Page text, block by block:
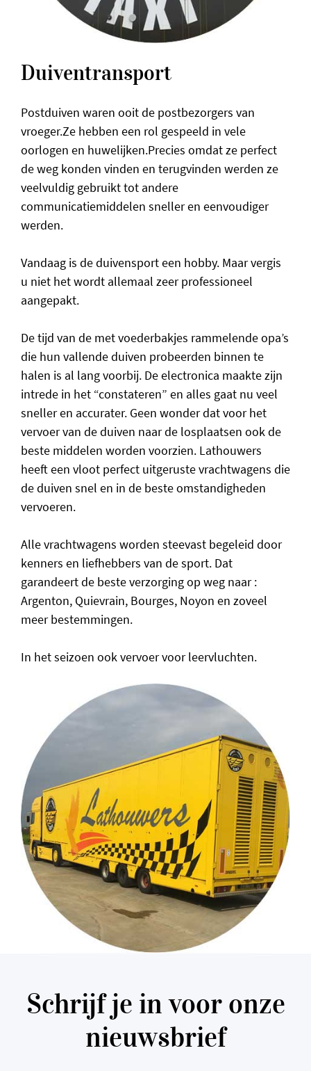
Duiventransport
Postduiven waren ooit de postbezorgers van
vroeger.Ze hebben een rol gespeeld in vele
oorlogen en huwelijken.Precies omdat ze perfect
de weg konden vinden en terugvinden werden ze
veelvuldig gebruikt tot andere
communicatiemiddelen sneller en eenvoudiger
werden.
Vandaag is de duivensport een hobby. Maar vergis
u niet het wordt allemaal zeer professioneel
aangepakt.
De tijd van de met voederbakjes rammelende opa’s
die hun vallende duiven probeerden binnen te
halen is al lang voorbij. De electronica maakte zijn
intrede in het “constateren” en alles gaat nu veel
sneller en accurater. Geen wonder dat voor het
vervoer van de duiven naar de losplaatsen ook de
beste middelen worden voorzien. Lathouwers
heeft een vloot perfect uitgeruste vrachtwagens die
de duiven snel en in de beste omstandigheden
vervoeren.
Alle vrachtwagens worden steevast begeleid door
kenners en liefhebbers van de sport. Dat
garandeert de beste verzorging op weg naar :
Argenton, Quievrain, Bourges, Noyon en zoveel
meer bestemmingen.
In het seizoen ook vervoer voor leervluchten.
Schrijf je in voor onze
nieuwsbrief